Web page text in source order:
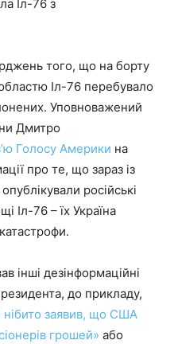
Іл-76 з
того, що на борту
Іл-76 перебувало
Уповноважений
Дмитро
Голосу Америки на
про те, що зараз із
російські
Іл-76 – їх Україна
інші дезінформаційні
до прикладу,
нібито заявив, що США
грошей» або